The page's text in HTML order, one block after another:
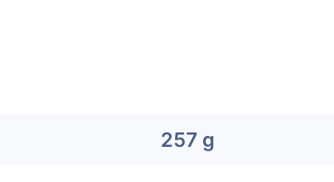
257 g